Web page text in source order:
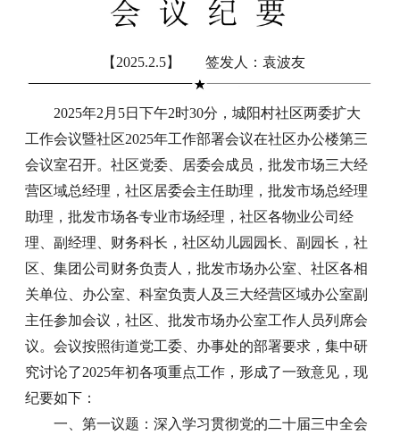
【2025.2.5】 签发人：袁波友
2025年2月5日下午2时30分，城阳村社区两委扩大
工作会议暨社区2025年工作部署会议在社区办公楼第三
会议室召开。社区党委、居委会成员，批发市场三大经
营区域总经理，社区居委会主任助理，批发市场总经理
助理，批发市场各专业市场经理，社区各物业公司经
理、副经理、财务科长，社区幼儿园园长、副园长，社
区、集团公司财务负责人，批发市场办公室、社区各相
关单位、办公室、科室负责人及三大经营区域办公室副
主任参加会议，社区、批发市场办公室工作人员列席会
议。会议按照街道党工委、办事处的部署要求，集中研
究讨论了2025年初各项重点工作，形成了一致意见，现
纪要如下：
一、第一议题：深入学习贯彻党的二十届三中全会